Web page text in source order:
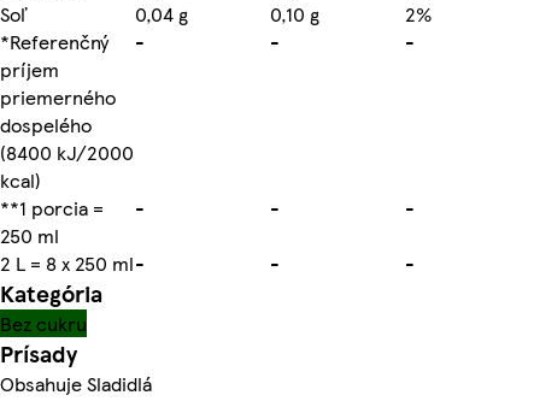
Soľ
0,04 g 0,10 g
2%
*Referenčný
príjem
priemerného
dospelého
(8400 kJ/2000
kcal)
- - -
**1 porcia =
250 ml
- -
-
2 L = 8 x 250 ml- - -
Kategória
Bez cukru
Prísady
Obsahuje Sladidlá